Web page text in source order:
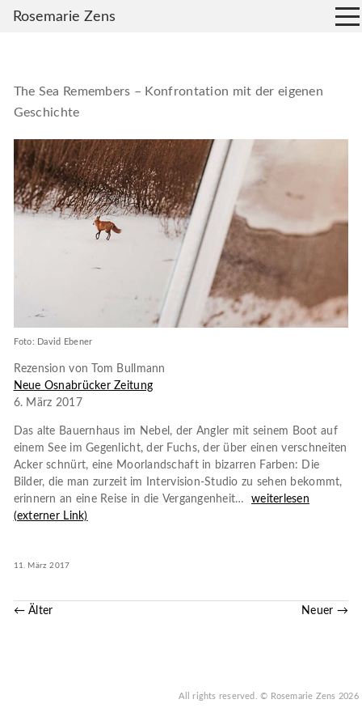
The Sea Remembers – Konfrontation mit der eigenen
Geschichte
Foto: David Ebener
Rezension von Tom Bullmann
Neue Osnabrücker Zeitung
6. März 2017
Das alte Bauernhaus im Nebel, der Angler mit seinem Boot auf
einem See im Gegenlicht, der Fuchs, der über einen verschneiten
Acker schnürt, eine Moorlandschaft in bizarren Farben: Die
Bilder, die man zurzeit im Intervision-Studio zu sehen bekommt,
erinnern an eine Reise in die Vergangenheit…weiterlesen
(externer Link)
11. März 2017
← Älter Neuer →
All rights reserved.© Rosemarie Zens 2026
Rosemarie Zens